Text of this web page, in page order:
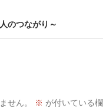
のつながり～
せん。 ※ が付いている欄